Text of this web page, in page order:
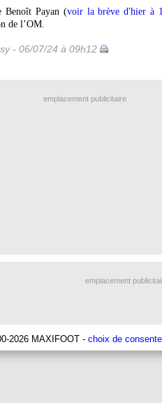
Benoît Payan (voir la brève d'hier à
de l’OM.
- 06/07/24 à 09h12
emplacement publicitaire
emplacement
2026 MAXIFOOT - choix de